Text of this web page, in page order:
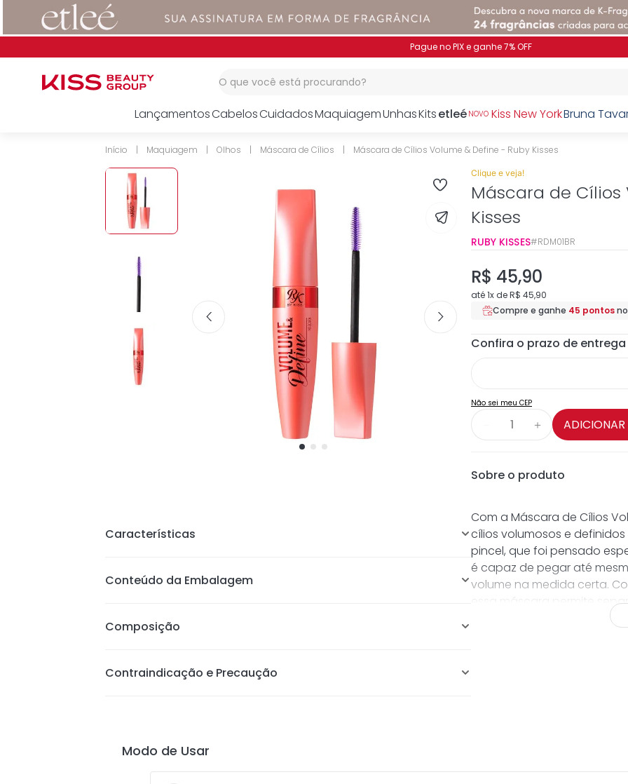
Pague no PIX e ganhe 7% OFF
O que você está procurando?
LançamentosCabelosCuidadosMaquiagemUnhasKitsetleé NOVO Kiss New YorkBruna
Maquiagem Olhos Máscara de Cílios Máscara de Cílios Volume & Define - Ruby Kisses
Características
Dá volume e definição aos cílios;
Proporciona uma melhor separação dos fios;
Remoção com água morna;
Produto sai em forma de pequenos "tubinhos"
Conteúdo da Embalagem
Composição
Contraindicação e Precaução
Clique e veja!
Máscara de
Kisses
RUBY KISSES RDM01BR
R$ 45,90
até1x deR$ 45,90
Compre e ganhe 45 pontosno
Não sei meu CEP
＋ ADICIONAR
Sobre o produto
Com a Máscara de Cílios
cílios volumosos e
pincel, que foi pensado
é capaz de pegar até
volume na medida certa.
essa máscara permite
criando uma espécie de
Modo de Usar
corretivo
2º impress
3º body splash